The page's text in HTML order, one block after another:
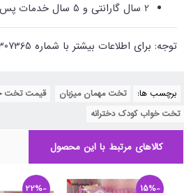
2 سال گارانتی و 5 سال خدمات پس فروش
توجه: برای اطلاعات بیشتر با شماره 22307365-021 تماس بگیرید.
برچسب ها: تخت مهمان میزبان قیمت تخت
تخت خواب کودک دخترانه
کالاهای مرتبط با این محصول
-15%
-22%